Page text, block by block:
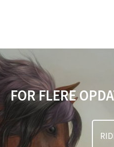
FOR FLERE